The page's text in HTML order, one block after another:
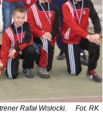
Rafał Wisłocki. Fot. RK